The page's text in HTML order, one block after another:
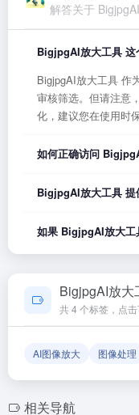
解答关于
BigjpgAI放大工具 这
BigjpgAI放大工具 作
审核筛选。但请注意
化，建议您在使用时
如何正确访问
大工具，或者在浏览
议稍后再试。
BigjpgAI放大工具 提
站作为导航平台，致
具体网站的内容与服
如果 BigjpgAI放大工
如果发现链接无法打
确保导航链接的准确
BigjpgAI放大
共 4 个标签，点
AI图像放大 图像处理
相关导航